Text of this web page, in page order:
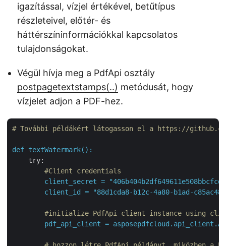
igazítással, vízjel értékével, betűtípus
részleteivel, előtér- és
háttérszíninformációkkal kapcsolatos
tulajdonságokat.
Végül hívja meg a PdfApi osztály
postpagetextstamps(..) metódusát, hogy
vízjelet adjon a PDF-hez.
# További példákért látogasson el a https://
def textWatermark():
try:
#Client credentials
client_secret =
client_id = "88d1cda8-b12c-4a80-b1ad-
#initialize PdfApi client instance using
pdf_api_client =